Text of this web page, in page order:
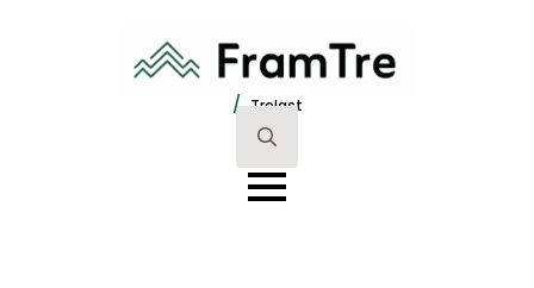
/ Trelast
Search
for: